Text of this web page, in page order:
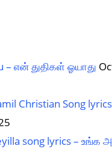
– என் துதிகள் ஓயாது
Christian Song lyrics
song lyrics – உங்க